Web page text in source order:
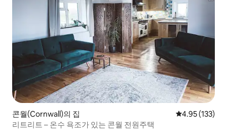
콘월(Cornwall)의 집 평점 4.95점(5
4.95 (133)
리트리트 – 온수 욕조가 있는 콘월 전원주택